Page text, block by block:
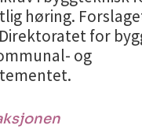
høring.
for
og